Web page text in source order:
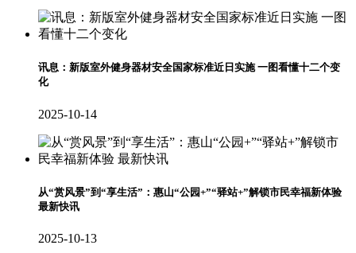
讯息：新版室外健身器材安全国家标准近日实施 一图看懂十二个变
化
2025-10-14
从“赏风景”到“享生活”：惠山“公园+”“驿站+”解锁市民幸福新体验
最新快讯
2025-10-13